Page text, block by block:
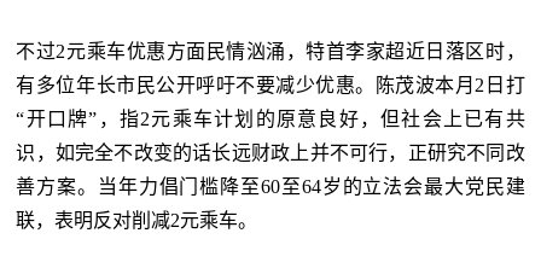
不过2元乘车优惠方面民情汹涌，特首李家超近日落区时，
有多位年长市民公开呼吁不要减少优惠。陈茂波本月2日打
“开口牌”，指2元乘车计划的原意良好，但社会上已有共
识，如完全不改变的话长远财政上并不可行，正研究不同改
善方案。当年力倡门槛降至60至64岁的立法会最大党民建
联，表明反对削减2元乘车。